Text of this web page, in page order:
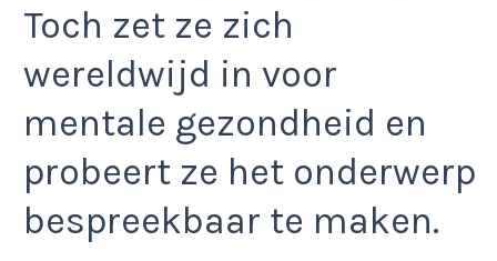
Toch zet ze zich
wereldwijd in voor
mentale gezondheid en
probeert ze het onderwerp
bespreekbaar te maken.